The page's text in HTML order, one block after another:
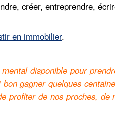
créer, entreprendre,
en immobilier.
mental disponible pour
gagner quelques
profiter de nos proches,